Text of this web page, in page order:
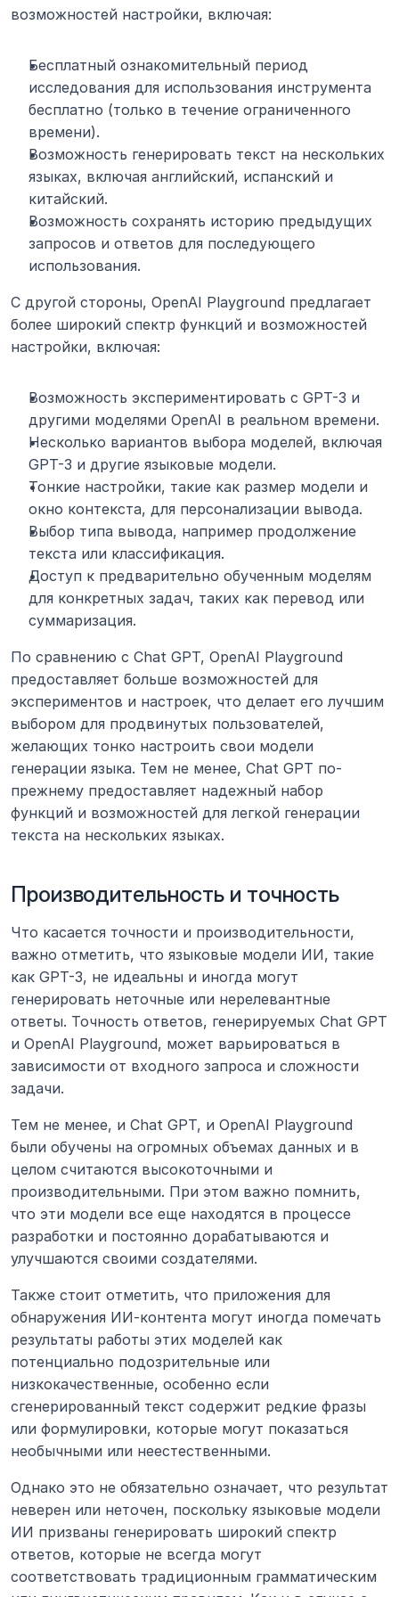
возможностей настройки, включая:
Бесплатный ознакомительный период
исследования для использования инструмента
бесплатно (только в течение ограниченного
времени).
Возможность генерировать текст на нескольких
языках, включая английский, испанский и
китайский.
Возможность сохранять историю предыдущих
запросов и ответов для последующего
использования.
С другой стороны, OpenAI Playground предлагает
более широкий спектр функций и возможностей
настройки, включая:
Возможность экспериментировать с GPT-3 и
другими моделями OpenAI в реальном времени.
Несколько вариантов выбора моделей, включая
GPT-3 и другие языковые модели.
Тонкие настройки, такие как размер модели и
окно контекста, для персонализации вывода.
Выбор типа вывода, например продолжение
текста или классификация.
Доступ к предварительно обученным моделям
для конкретных задач, таких как перевод или
суммаризация.
По сравнению с Chat GPT, OpenAI Playground
предоставляет больше возможностей для
экспериментов и настроек, что делает его лучшим
выбором для продвинутых пользователей,
желающих тонко настроить свои модели
генерации языка. Тем не менее, Chat GPT по-
прежнему предоставляет надежный набор
функций и возможностей для легкой генерации
текста на нескольких языках.
Производительность и точность
Что касается точности и производительности,
важно отметить, что языковые модели ИИ, такие
как GPT-3, не идеальны и иногда могут
генерировать неточные или нерелевантные
ответы. Точность ответов, генерируемых Chat GPT
и OpenAI Playground, может варьироваться в
зависимости от входного запроса и сложности
задачи.
Тем не менее, и Chat GPT, и OpenAI Playground
были обучены на огромных объемах данных и в
целом считаются высокоточными и
производительными. При этом важно помнить,
что эти модели все еще находятся в процессе
разработки и постоянно дорабатываются и
улучшаются своими создателями.
Также стоит отметить, что приложения для
обнаружения ИИ-контента могут иногда помечать
результаты работы этих моделей как
потенциально подозрительные или
низкокачественные, особенно если
сгенерированный текст содержит редкие фразы
или формулировки, которые могут показаться
необычными или неестественными.
Однако это не обязательно означает, что результат
неверен или неточен, поскольку языковые модели
ИИ призваны генерировать широкий спектр
ответов, которые не всегда могут
соответствовать традиционным грамматическим